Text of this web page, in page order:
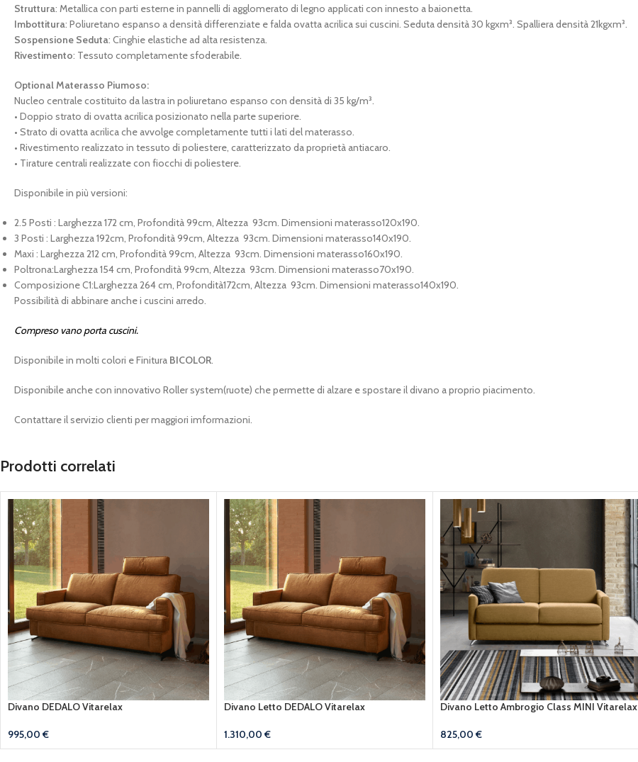
Struttura: Metallica con parti esterne in pannelli di agglomerato di legno applicati con innesto a baionetta.
Imbottitura: Poliuretano espanso a densità differenziate e falda ovatta acrilica sui cuscini. Seduta densità 30 kgxm³. Spalliera densità 21kgxm³.
Sospensione Seduta: Cinghie elastiche ad alta resistenza.
Rivestimento: Tessuto completamente sfoderabile.
Optional Materasso Piumoso:
Nucleo centrale costituito da lastra in poliuretano espanso con densità di 35 kg/m³.
• Doppio strato di ovatta acrilica posizionato nella parte superiore.
• Strato di ovatta acrilica che avvolge completamente tutti i lati del materasso.
• Rivestimento realizzato in tessuto di poliestere, caratterizzato da proprietà antiacaro.
• Tirature centrali realizzate con fiocchi di poliestere.
Disponibile in più versioni:
2.5 Posti : Larghezza 172 cm, Profondità 99cm, Altezza 93cm. Dimensioni materasso120x190.
3 Posti : Larghezza 192cm, Profondità 99cm, Altezza 93cm. Dimensioni materasso140x190.
Maxi : Larghezza 212 cm, Profondità 99cm, Altezza 93cm. Dimensioni materasso160x190.
Poltrona:Larghezza 154 cm, Profondità 99cm, Altezza 93cm. Dimensioni materasso70x190.
Composizione C1:Larghezza 264 cm, Profondità172cm, Altezza 93cm. Dimensioni materasso140x190.
Possibilità di abbinare anche i cuscini arredo.
Compreso vano porta cuscini.
Disponibile in molti colori e Finitura BICOLOR.
Disponibile anche con innovativo Roller system(ruote) che permette di alzare e spostare il divano a proprio piacimento.
Contattare il servizio clienti per maggiori imformazioni.
Prodotti correlati
Divano DEDALO Vitarelax
995,00€
Divano Letto DEDALO Vitarelax
1.310,00€
Divano Letto Ambrogio Class MINI Vitarelax
825,00€